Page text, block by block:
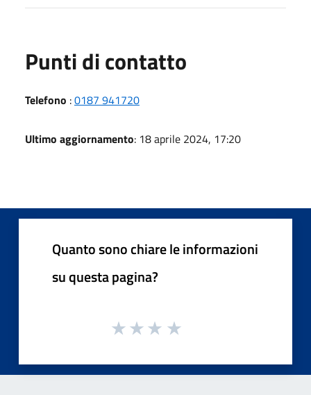
Punti di contatto
Telefono :0187 941720
Ultimo aggiornamento: 18 aprile 2024, 17:20
Quanto sono chiare le informazioni
su questa pagina?